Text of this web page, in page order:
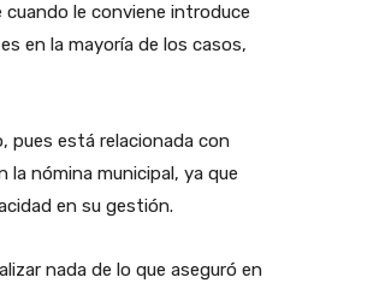
cuando le conviene introduce
en la mayoría de los casos,
pues está relacionada con
nómina municipal, ya que
en su gestión.
nada de lo que aseguró en